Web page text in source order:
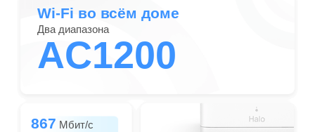
Wi-Fi во всём доме
Два диапазона
AC1200
867 Мбит/с